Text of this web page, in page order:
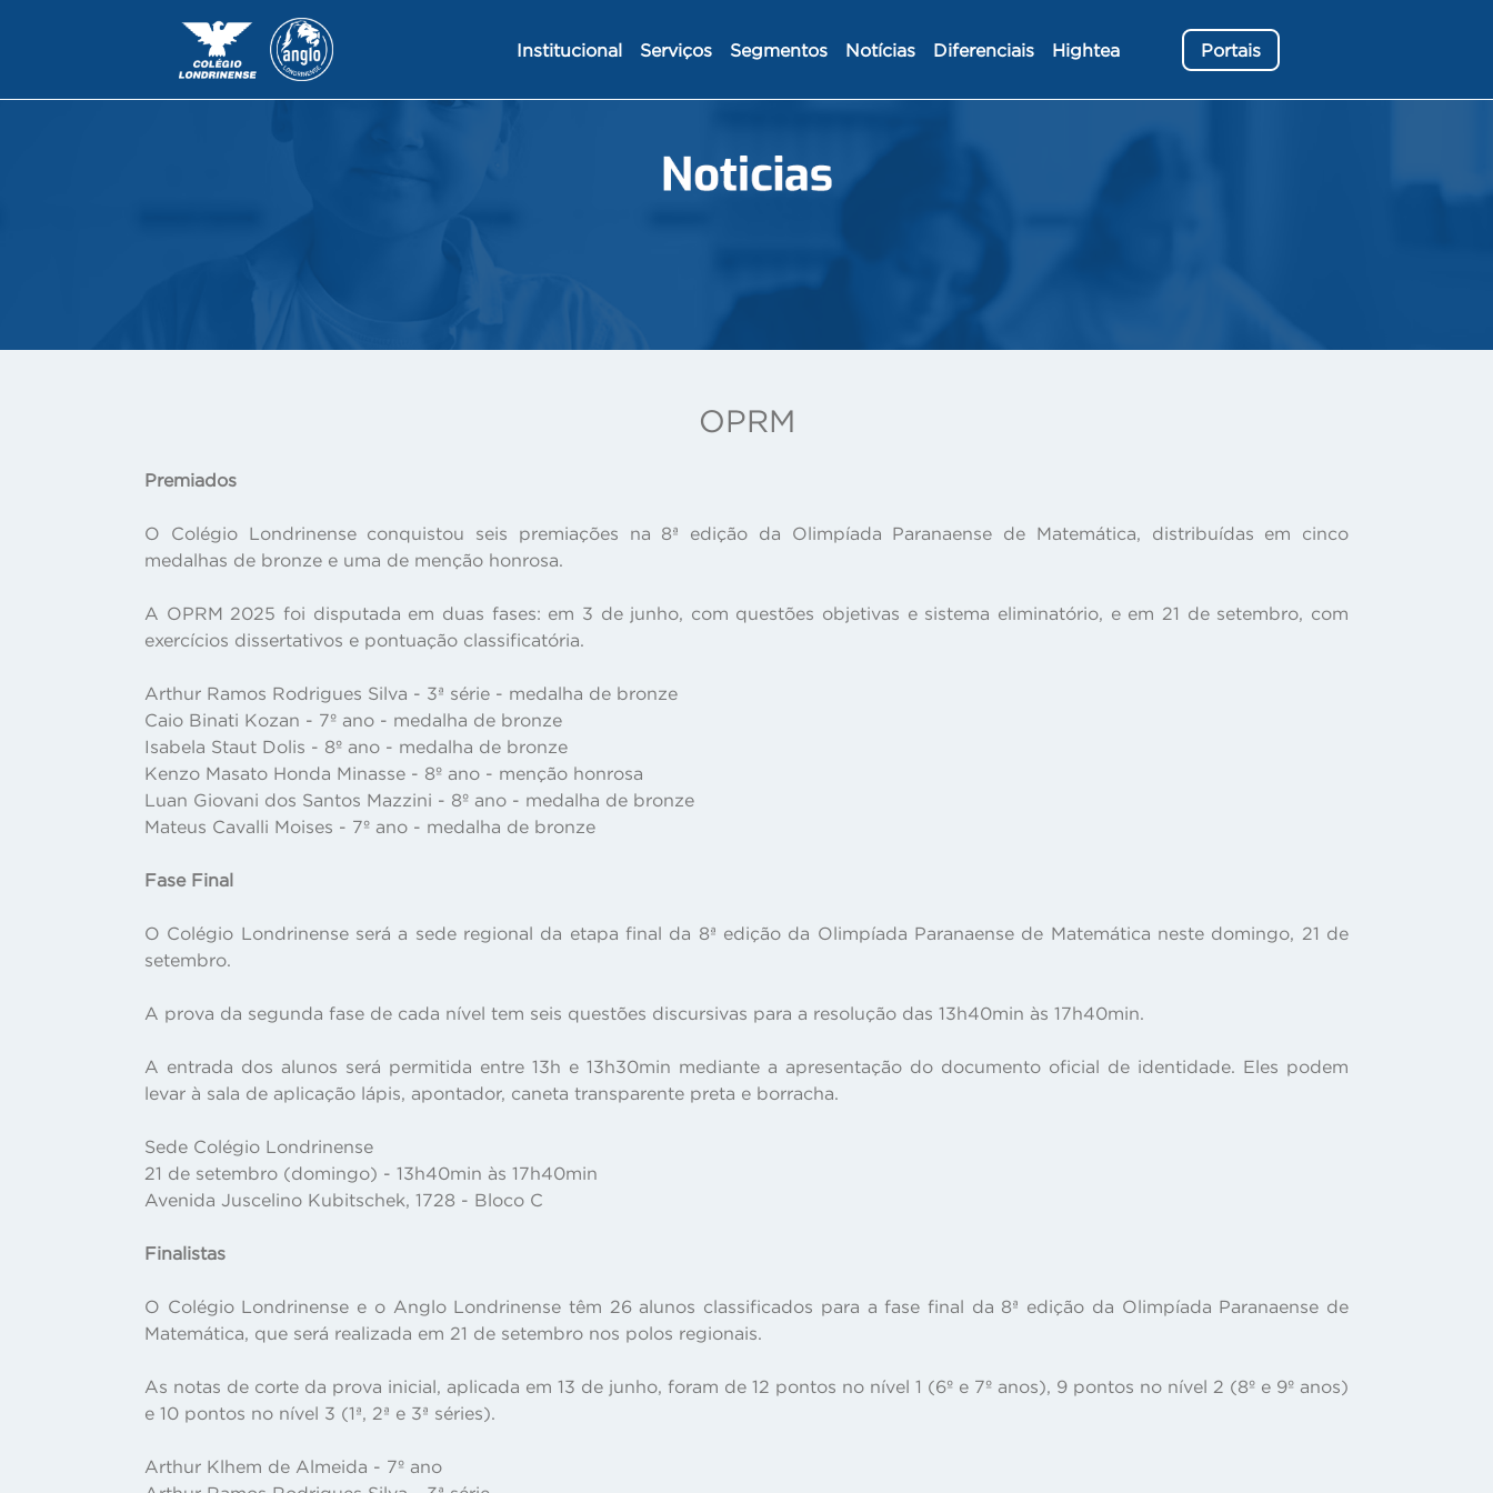
Institucional Serviços Segmentos Notícias Diferenciais Hightea Portais
OPRM
Premiados
O Colégio Londrinense conquistou seis premiações na 8ª edição da Olimpíada Paranaense de Matemática, distribuídas em cinco
medalhas de bronze e uma de menção honrosa.
A OPRM 2025 foi disputada em duas fases: em 3 de junho, com questões objetivas e sistema eliminatório, e em 21 de setembro, com
exercícios dissertativos e pontuação classificatória.
Arthur Ramos Rodrigues Silva - 3ª série - medalha de bronze
Caio Binati Kozan - 7º ano - medalha de bronze
Isabela Staut Dolis - 8º ano - medalha de bronze
Kenzo Masato Honda Minasse - 8º ano - menção honrosa
Luan Giovani dos Santos Mazzini - 8º ano - medalha de bronze
Mateus Cavalli Moises - 7º ano - medalha de bronze
Fase Final
O Colégio Londrinense será a sede regional da etapa final da 8ª edição da Olimpíada Paranaense de Matemática neste domingo, 21 de
setembro.
A prova da segunda fase de cada nível tem seis questões discursivas para a resolução das 13h40min às 17h40min.
A entrada dos alunos será permitida entre 13h e 13h30min mediante a apresentação do documento oficial de identidade. Eles podem
levar à sala de aplicação lápis, apontador, caneta transparente preta e borracha.
Sede Colégio Londrinense
21 de setembro (domingo) - 13h40min às 17h40min
Avenida Juscelino Kubitschek, 1728 - Bloco C
Finalistas
O Colégio Londrinense e o Anglo Londrinense têm 26 alunos classificados para a fase final da 8ª edição da Olimpíada Paranaense de
Matemática, que será realizada em 21 de setembro nos polos regionais.
As notas de corte da prova inicial, aplicada em 13 de junho, foram de 12 pontos no nível 1 (6º e 7º anos), 9 pontos no nível 2 (8º e 9º anos)
e 10 pontos no nível 3 (1ª, 2ª e 3ª séries).
Arthur Klhem de Almeida - 7º ano